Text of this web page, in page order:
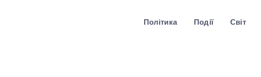
Політика Події Світ